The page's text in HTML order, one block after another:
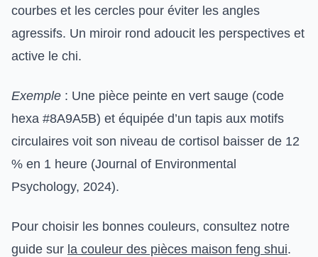
courbes et les cercles pour éviter les angles
agressifs. Un miroir rond adoucit les perspectives et
active le chi.
Exemple : Une pièce peinte en vert sauge (code
hexa #8A9A5B) et équipée d’un tapis aux motifs
circulaires voit son niveau de cortisol baisser de 12
% en 1 heure (Journal of Environmental
Psychology, 2024).
Pour choisir les bonnes couleurs, consultez notre
guide sur la couleur des pièces maison feng shui.